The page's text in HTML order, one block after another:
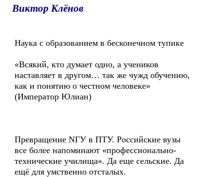
Виктор Клёнов
Наука с образованием в бесконечном тупике
«Всякий, кто думает одно, а учеников
наставляет в другом… так же чужд обучению,
как и понятию о честном человеке»
(Император Юлиан)
Превращение NГУ в ПТУ. Российские вузы
все более напоминают «профессионально-
технические училища». Да еще сельские. Да
ещё для умственно отсталых.